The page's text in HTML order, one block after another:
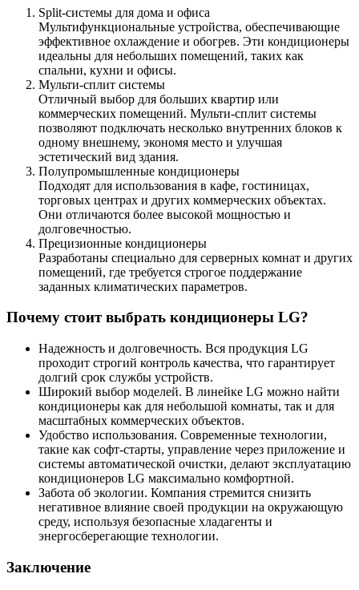
Split-системы для дома и офиса
Мультифункциональные устройства, обеспечивающие
эффективное охлаждение и обогрев. Эти кондиционеры
идеальны для небольших помещений, таких как
спальни, кухни и офисы.
Мульти-сплит системы
Отличный выбор для больших квартир или
коммерческих помещений. Мульти-сплит системы
позволяют подключать несколько внутренних блоков к
одному внешнему, экономя место и улучшая
эстетический вид здания.
Полупромышленные кондиционеры
Подходят для использования в кафе, гостиницах,
торговых центрах и других коммерческих объектах.
Они отличаются более высокой мощностью и
долговечностью.
Прецизионные кондиционеры
Разработаны специально для серверных комнат и других
помещений, где требуется строгое поддержание
заданных климатических параметров.
Почему стоит выбрать кондиционеры LG?
Надежность и долговечность. Вся продукция LG
проходит строгий контроль качества, что гарантирует
долгий срок службы устройств.
Широкий выбор моделей. В линейке LG можно найти
кондиционеры как для небольшой комнаты, так и для
масштабных коммерческих объектов.
Удобство использования. Современные технологии,
такие как софт-старты, управление через приложение и
системы автоматической очистки, делают эксплуатацию
кондиционеров LG максимально комфортной.
Забота об экологии. Компания стремится снизить
негативное влияние своей продукции на окружающую
среду, используя безопасные хладагенты и
энергосберегающие технологии.
Заключение